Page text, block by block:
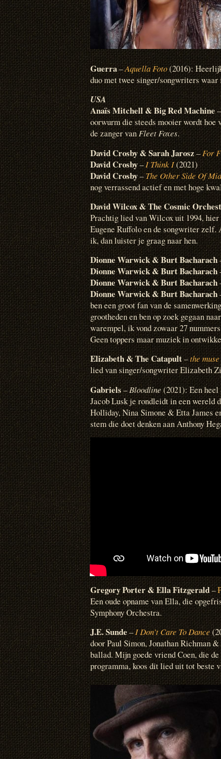
Guerra–Aquella Foto(2016):
duo met twee singer/songwriters
USA
Anaïs Mitchell & Big Red Machine
oorwurm die steeds mooier wordt
de zanger vanFleet Foxes.
David Crosby & Sarah Jarosz–For
David Crosby–I Think I(2021)
David Crosby–The Other Side Of
nog verrassend actief en met hoge
David Wilcox & The Cosmic
Prachtig lied van Wilcox uit 1994,
Eugene Ruffolo en de songwriter zelf.
ik, dan luister je graag naar hen.
Dionne Warwick & Burt Bacharach
Dionne Warwick & Burt Bacharach
Dionne Warwick & Burt Bacharach
Dionne Warwick & Burt Bacharach
ben een groot fan van de
grootheden en ben op zoek gegaan
warempel, ik vond zowaar 27
Geen toppers maar muziek in
Elizabeth & The Catapult–the muse
lied van singer/songwriter Elizabeth
Gabriels–Bloodline(2021): Een
Jacob Lusk je rondleidt in een wereld
Holliday, Nina Simone & Etta James
stem die doet denken aan Anthony
Gregory Porter& Ella Fitzgerald–
Een oude opname van Ella, die
Symphony Orchestra.
J.E. Sunde–I Don’t Care To Dance
door Paul Simon, Jonathan Richman
ballad. Mijn goede vriend Coen, die
programma, koos dit lied uit tot beste